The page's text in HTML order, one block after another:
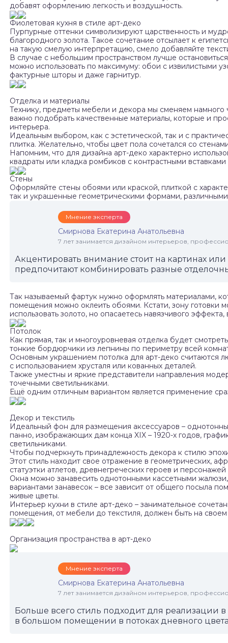
добавят оформлению легкость и воздушность.
Фиолетовая кухня в стиле арт-деко
Пурпурные оттенки символизируют царственность и
благородного золота. Такое сочетание отсылает к
на такую смелую интерпретацию, смело добавляйте
В случае с небольшим пространством лучше
можно использовать по максимуму: обои с извилистыми
фактурные шторы и даже гарнитур.
Отделка и материалы
Технику, предметы мебели и декора мы сменяем
важно подобрать качественные материалы, которые и
интерьера.
Идеальным выбором, как с эстетической, так и с
плитка. Желательно, чтобы цвет пола сочетался со
Напомним, что для дизайна арт-деко характерно
квадраты или кладка ромбиков с контрастными
Стены
Оформляйте стены обоями или краской, плиткой с
так и украшенные геометрическими формами,
Мнение эксперта
Смирнова Екатерина Анатольевна
7 лет занимается дизайном интерьеров,
Акцентировать внимание стоит на картинах
предпочитают комбинировать разные
Так называемый фартук нужно оформлять материалами,
помещения можно оклеить обоями. Кстати, зону готовки
использовать золото, но опасаетесь навязчивого
Потолок
Как прямая, так и многоуровневая отделка будет
тонкие бордюрчики из лепнины по периметру всей
Основным украшением потолка для арт-деко считаются
с использованием хрусталя или кованных деталей.
Также уместны и яркие представители направления
точечными светильниками.
Ещё одним отличным вариантом является применение
Декор и текстиль
Идеальный фон для размещения аксессуаров –
панно, изображающих дам конца XIX – 1920-х годов,
светильниками.
Чтобы подчеркнуть принадлежность декора к стилю
Этот стиль находит свое отражение в геометрических,
статуэтки атлетов, древнегреческих героев и
Окна можно занавесить однотонными кассетными
вариантами занавесок – все зависит от общего посыла
живые цветы.
Интерьер кухни в стиле арт-деко – занимательное
помещения, от мебели до текстиля, должен быть на
Организация пространства в арт-деко
Мнение эксперта
Смирнова Екатерина Анатольевна
7 лет занимается дизайном интерьеров,
Больше всего стиль подходит для реализации
в большом помещении в потоках дневного